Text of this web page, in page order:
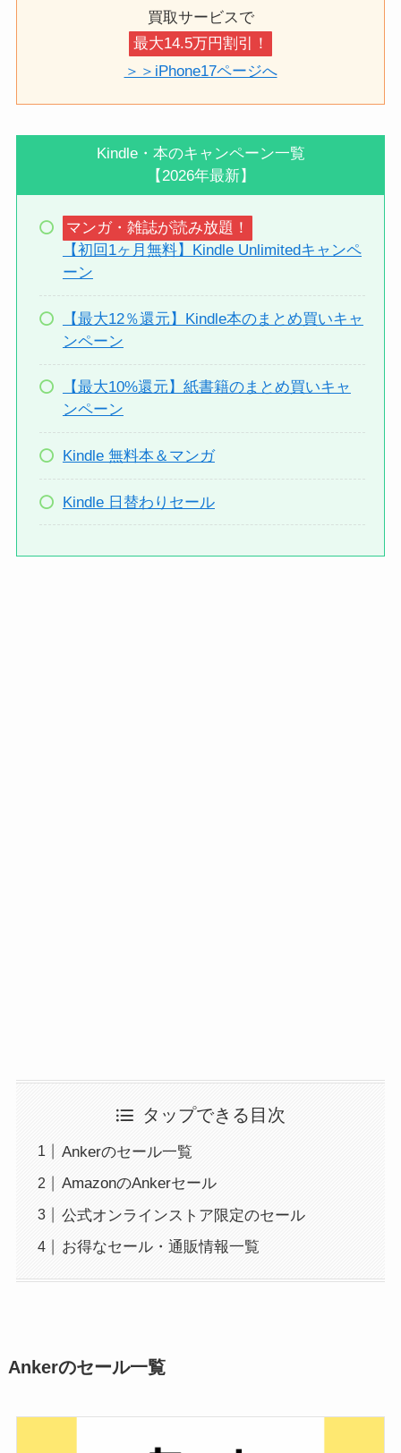
買取サービスで
最大14.5万円割引！
＞＞iPhone17ページへ
Kindle・本のキャンペーン一覧
【2026年最新】
マンガ・雑誌が読み放題！
【初回1ヶ月無料】Kindle Unlimitedキャンペ
ーン
【最大12％還元】Kindle本のまとめ買いキャ
ンペーン
【最大10%還元】紙書籍のまとめ買いキャ
ンペーン
Kindle 無料本＆マンガ
Kindle 日替わりセール
タップできる目次
Ankerのセール一覧
AmazonのAnkerセール
公式オンラインストア限定のセール
お得なセール・通販情報一覧
Ankerのセール一覧